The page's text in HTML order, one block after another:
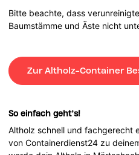
Bitte beachte, dass
Baumstämme und Äste nicht
Zur Altholz-Container
So einfach geht’s!
Altholz schnell und fachgerecht
von Containerdienst24 zu